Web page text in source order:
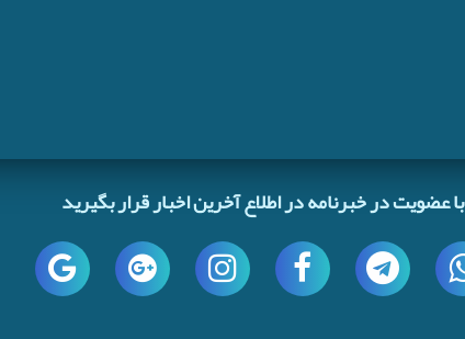
با عضویت در خبرنامه در اطلاع آخرین اخبار قرار بگیرید